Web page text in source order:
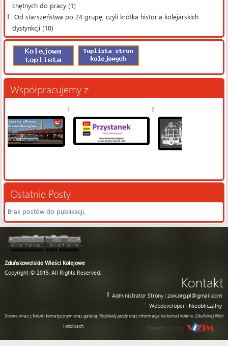
chętnych do pracy (1)
Od starszeństwa po 24 grupę, czyli krótka historia kolejarskich
dystynkcji (10)
Współpracujemy z
Ostatnie Posty
Brak postów do publikacji.
Zduńskowolskie Wieści Kolejowe
Copyright © 2015. All Rights Reserved.
Kontakt
Administrator Strony : zwk.org.pl@gmail.com
Webdeveloper : Nieobliczalny
Strona wraz z forum tematycznym oraz galerią. Rozkłady jazdy oraz informacje na temat kolei w Zduńskiej Woli
i okolicach.